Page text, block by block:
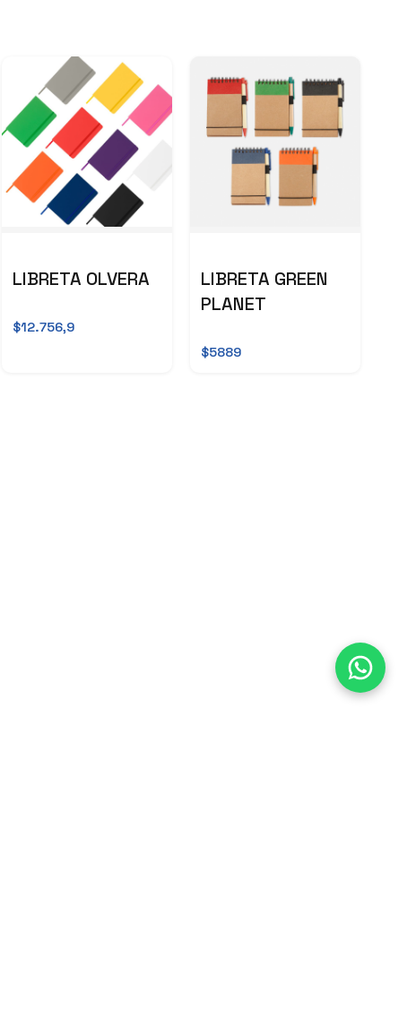
LIBRETA OLVERA
$12.756,9
LIBRETA GREEN
PLANET
$5889